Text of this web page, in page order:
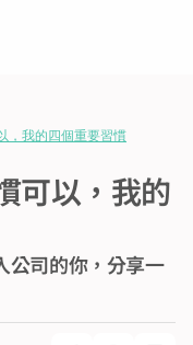
，我的四個重要習慣
可以，我的
公司的你，分享一